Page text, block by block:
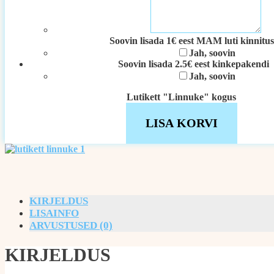
Soovin lisada 1€ eest MAM luti
Jah, soovin
Soovin lisada 2.5€ eest kinkepakendi
Jah, soovin
Lutikett "Linnuke" kogus
LISA KORVI
KIRJELDUS
LISAINFO
ARVUSTUSED (0)
KIRJELDUS